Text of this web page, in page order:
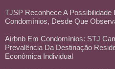
TJSP Reconhece A Possibilidade
Condomínios, Desde Que
Airbnb Em Condomínios: STJ
Prevalência Da Destinação
Econômica Individual